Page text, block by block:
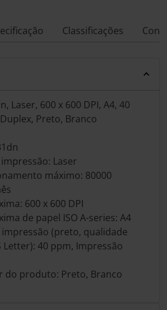
Classificações
Laser, 600 x 600 DPI, A4, 40
Preto, Branco
Laser
máximo: 80000
600 x 600 DPI
de papel ISO A-series: A4
(preto, qualidade
Letter): 40 ppm, Impressão
do produto: Preto, Branco